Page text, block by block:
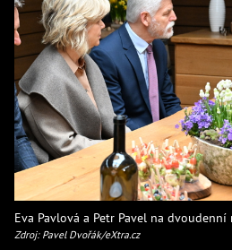
Eva Pavlová a Petr Pavel na
Zdroj: Pavel Dvořák/eXtra.cz